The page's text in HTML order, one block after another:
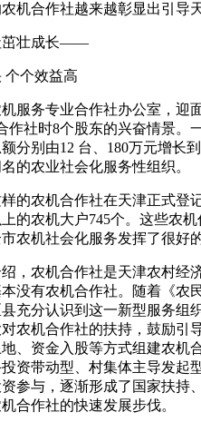
合作社越来越彰显出引导天
壮成长——
个效益高
务专业合作社办公室，迎
作社时8个股东的兴奋情景。
分别由12 台、180万元增长
的农业社会化服务性组织。
农机合作社在天津正式登记
的农机大户745个。这些农
农机社会化服务发挥了很好
农机合作社是天津农村经
没有农机合作社。随着《农
充分认识到这一新型服务组
农机合作社的扶持，鼓励引
、资金入股等方式组建农机
资带动型、村集体主导发起
参与，逐渐形成了国家扶持
合作社的快速发展步伐。